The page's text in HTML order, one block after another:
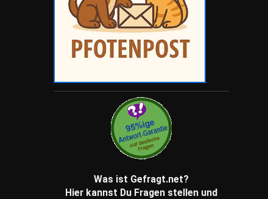
Was ist Gefragt.net?
Hier kannst Du Fragen stellen und